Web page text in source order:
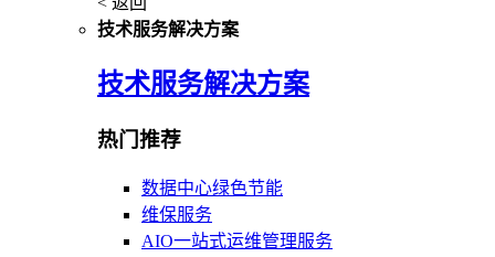
技术服务解决方案
技术服务解决方案
热门推荐
数据中心绿色节能
维保服务
AIO一站式运维管理服务